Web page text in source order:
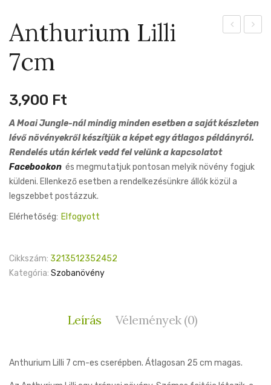
Anthurium Lilli
7cm
3,900 Ft
A Moai Jungle-nál mindig minden esetben a saját készleten
lévő növényekről készítjük a képet egy átlagos példányról.
Rendelés után kérlek vedd fel velünk a kapcsolatot
Facebookon és megmutatjuk pontosan melyik növény fogjuk
küldeni. Ellenkező esetben a rendelkezésünkre állók közül a
legszebbet postázzuk.
Elérhetőség: Elfogyott
Cikkszám: 3213512352452
Kategória: Szobanövény
Leírás Vélemények (0)
Anthurium Lilli 7 cm-es cserépben. Átlagosan 25 cm magas.